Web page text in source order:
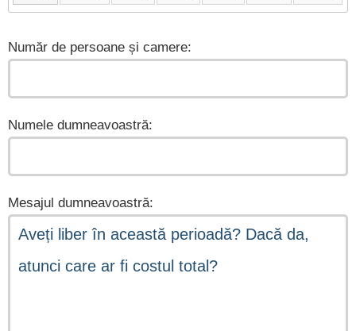
Număr de persoane și camere:
Numele dumneavoastră:
Mesajul dumneavoastră: